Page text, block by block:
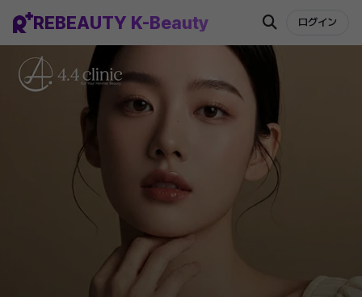
REBEAUTY K-Beauty ログイン